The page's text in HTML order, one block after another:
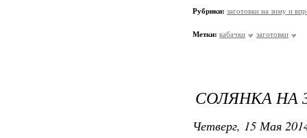
Рубрики: заготовки на зиму и
Метки: кабачки заготовки
СОЛЯНКА НА
Четверг, 15 Мая